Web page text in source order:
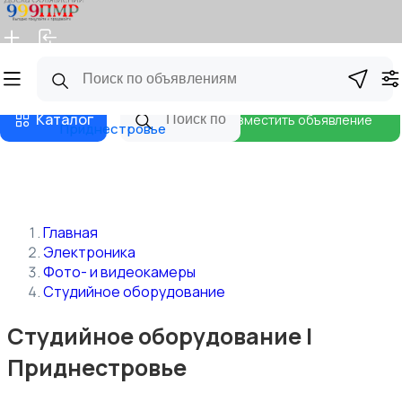
Главная
Каталог
Приднестровье
Разместить объявление
Главная
Электроника
Фото- и видеокамеры
Студийное оборудование
Студийное оборудование |
Приднестровье